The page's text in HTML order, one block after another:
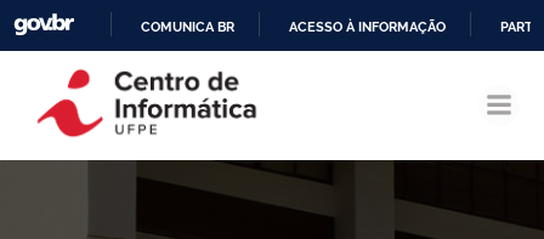
CONTEÚDO
COMUNICA BR ACESSO À INFORMAÇÃO